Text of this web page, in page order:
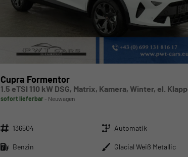
Cupra Formentor
sofort lieferbar Neuwagen
Fahrzeugnr. 136504 Getriebe Automatik
Kraftstoff Benzin Außenfarbe Glacial Weiß Metallic